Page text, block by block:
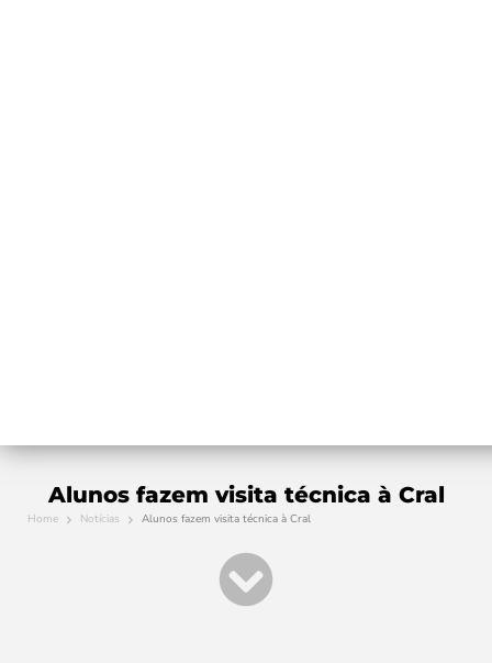
Alunos fazem visita técnica à Cral
Home Notícias Alunos fazem visita técnica à Cral